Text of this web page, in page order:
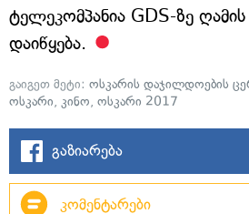
ტელეკომპანია GDS-ზე
დაიწყება.
გაიგეთ მეტი: ოსკარის დაჯილდოების
ოსკარი, კინო, ოსკარი 2017
გაზიარება
კომენტარები